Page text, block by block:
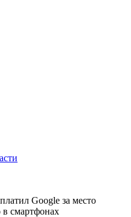
Google за место
смартфонах